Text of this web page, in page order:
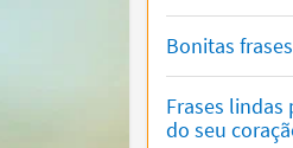
Bonitas
Frases lindas
do seu